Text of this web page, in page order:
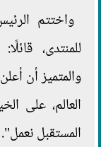
واختتم
للمنتدى،
والمتميز أن
العالم، على
المستقبل نعمل".